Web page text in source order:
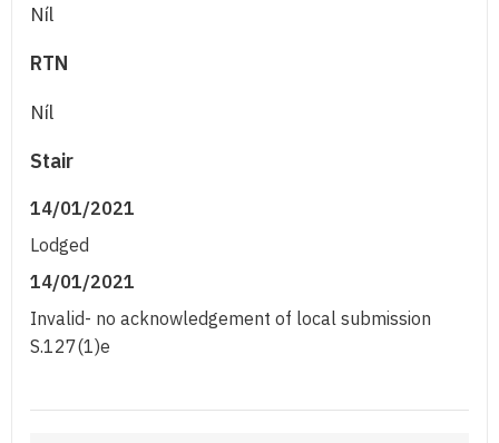
Níl
RTN
Níl
Stair
14/01/2021
Lodged
14/01/2021
Invalid- no acknowledgement of local submission
S.127(1)e